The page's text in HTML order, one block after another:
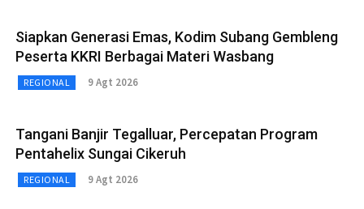
Siapkan Generasi Emas, Kodim Subang Gembleng
Peserta KKRI Berbagai Materi Wasbang
REGIONAL 9 Agt 2026
Tangani Banjir Tegalluar, Percepatan Program
Pentahelix Sungai Cikeruh
REGIONAL 9 Agt 2026